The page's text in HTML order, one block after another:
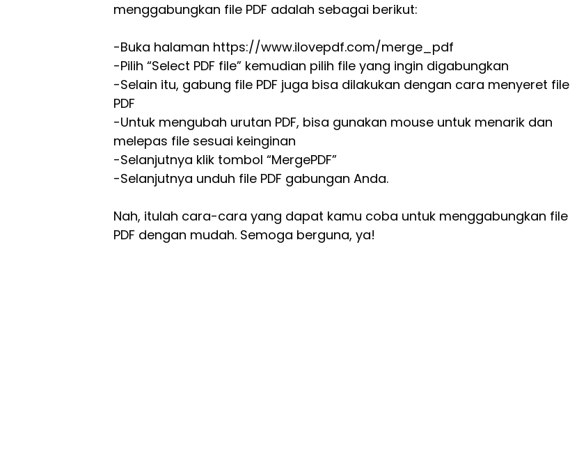
menggabungkan file PDF adalah sebagai berikut:
-Buka halaman https://www.ilovepdf.com/merge_pdf
-Pilih “Select PDF file” kemudian pilih file yang ingin digabungkan
-Selain itu, gabung file PDF juga bisa dilakukan dengan cara menyeret file
PDF
-Untuk mengubah urutan PDF, bisa gunakan mouse untuk menarik dan
melepas file sesuai keinginan
-Selanjutnya klik tombol “MergePDF”
-Selanjutnya unduh file PDF gabungan Anda.
Nah, itulah cara-cara yang dapat kamu coba untuk menggabungkan file
PDF dengan mudah. Semoga berguna, ya!